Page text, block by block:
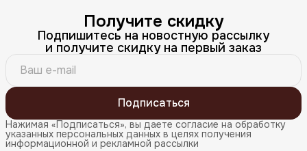
Получите скидку
Подпишитесь на новостную рассылку
и получите скидку на первый заказ
Подписаться
Нажимая «Подписаться», вы даете согласие на обработку
указанных персональных данных в целях получения
информационной и рекламной рассылки